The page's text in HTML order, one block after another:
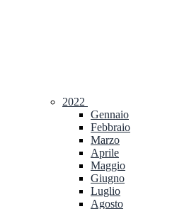
2022
Gennaio
Febbraio
Marzo
Aprile
Maggio
Giugno
Luglio
Agosto